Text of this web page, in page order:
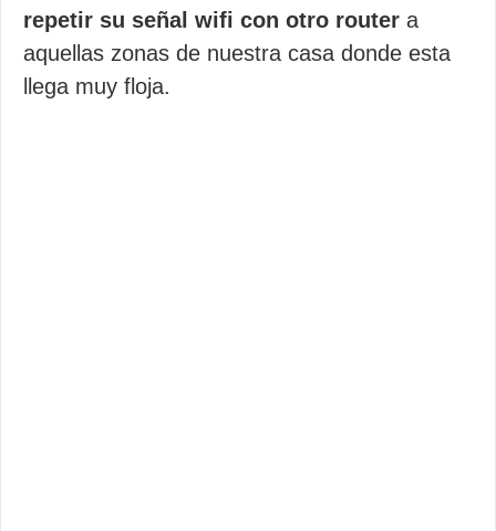
repetir su señal wifi con otro router a
aquellas zonas de nuestra casa donde esta
llega muy floja.